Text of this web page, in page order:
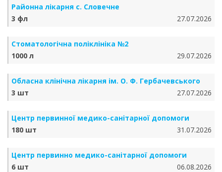
Районна лікарня с. Словечне
3 фл
27.07.2026
Стоматологічна поліклініка №2
1000 л
29.07.2026
Обласна клінічна лікарня ім. О. Ф. Гербачевського
3 шт
27.07.2026
Центр первинної медико-санітарної допомоги
180 шт
31.07.2026
Центр первинно медико-санітарної допомоги
6 шт
06.08.2026